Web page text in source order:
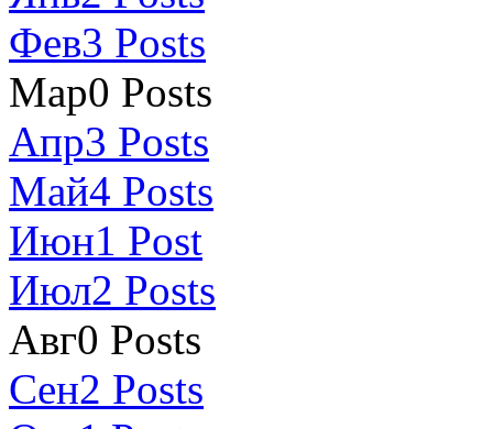
Фев3 Posts
Мар0 Posts
Апр3 Posts
Май4 Posts
Июн1 Post
Июл2 Posts
Авг0 Posts
Сен2 Posts